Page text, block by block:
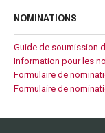
NOMINATIONS
Guide de soumission
Information pour les
Formulaire de
Formulaire de